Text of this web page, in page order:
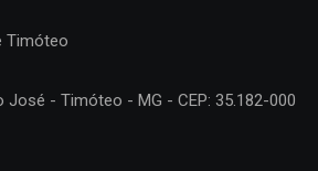
Timóteo
José - Timóteo - MG - CEP: 35.182-000